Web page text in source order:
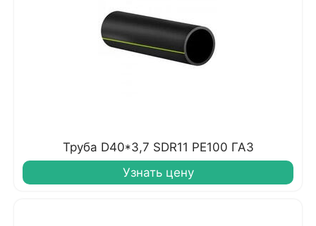
Труба D40*3,7 SDR11 PE100 ГАЗ
Узнать цену